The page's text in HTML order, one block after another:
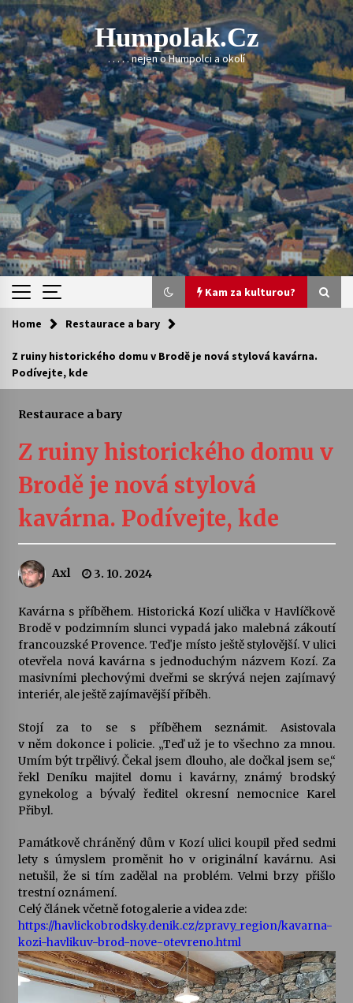
Skip
to
content
Humpolak.cz
. . . . . nejen o Humpolci a okolí
Kam za kulturou?
Kam za kulturou?
4. 8. 2026
Vernisáž výstavy Josefíny Duškové: Stávám se
30. 7. 2026
Veselí muzikanti
30. 7. 2026
šedesátka: 28. 7.–1. 8. 2026
28. 7. 2026
Letní koncerty ve Stromovce: Kolchoz a
Jenakaši
28. 7. 2026
Votavžatský ploty
23. 7. 2026
Vysočinka
17. 7. 2026
Ozvěny prázdnin
14. 7. 2026
Home Restaurace a bary
Z ruiny historického domu v Brodě je nová stylová kavárna.
Podívejte, kde
Restaurace a bary
Z ruiny historického domu v
Brodě je nová stylová
kavárna. Podívejte, kde
Axl 3. 10. 2024
Kavárna s příběhem. Historická Kozí ulička v Havlíčkově
Brodě v podzimním slunci vypadá jako malebná zákoutí
francouzské Provence. Teď je místo ještě stylovější. V ulici
otevřela nová kavárna s jednoduchým názvem Kozí. Za
masivními plechovými dveřmi se skrývá nejen zajímavý
interiér, ale ještě zajímavější příběh.
Stojí za to se s příběhem seznámit. Asistovala
v něm dokonce i policie. „Teď už je to všechno za mnou.
Umím být trpělivý. Čekal jsem dlouho, ale dočkal jsem se,“
řekl Deníku majitel domu i kavárny, známý brodský
gynekolog a bývalý ředitel okresní nemocnice Karel
Přibyl.
Památkově chráněný dům v Kozí ulici koupil před sedmi
lety s úmyslem proměnit ho v originální kavárnu. Asi
netušil, že si tím zadělal na problém. Velmi brzy přišlo
trestní oznámení.
Celý článek včetně fotogalerie a videa zde:
https://havlickobrodsky.denik.cz/zpravy_region/kavarna-
kozi-havlikuv-brod-nove-otevreno.html